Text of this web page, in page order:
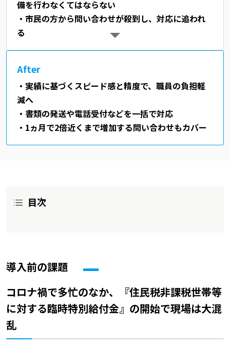
備を行わなくてはならない
・市民の方から問い合わせが殺到し、対応に追われ
る
After
・実績に基づくスピード感と精度で、職員の負担軽
減へ
・書類の発送や電話受付などを一括で対応
・1ヵ月で2倍近くまで増加する問い合わせもカバー
目次
導入前の課題
コロナ禍で多忙のなか、『住民税非課税世帯等
に対する臨時特別給付金』の開始で現場は大混
乱